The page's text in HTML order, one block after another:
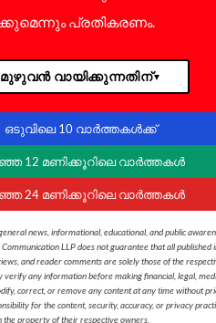
പ്രതികരണം.
മുഴുവൻ വായിക്കുന്നതിന്▼
ഒടുവിലെ 10 വാർത്തകൾക്ക്
12 മണിക്കൂറിലെ വാർത്തകൾ
24 മണിക്കൂറിലെ വാർത്തകൾ
news, informational, educational, and public
LLP does not guarantee that all
and reader comments are solely those of the
any information before making financial, legal,
correct, or remove any content at any time without
for the content, security, accuracy, or privacy
property of their respective owners.